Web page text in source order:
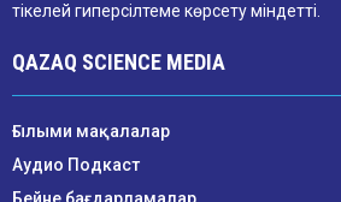
тікелей гиперсілтеме көрсету міндетті.
QAZAQ SCIENCE MEDIA
Ғылыми мақалалар
Аудио Подкаст